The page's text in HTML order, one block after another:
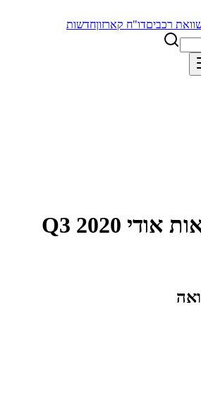
רכביםדו"ח קארזוןחדשות
אודי Q3 2020